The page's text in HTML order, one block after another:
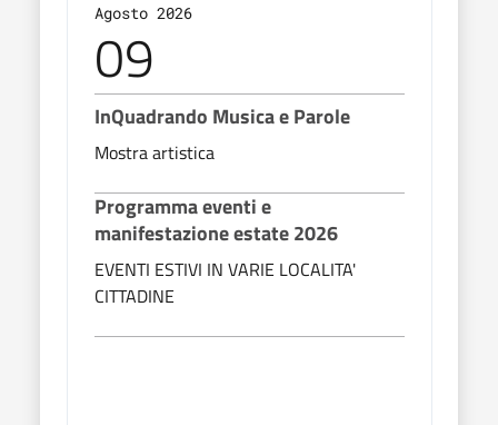
Agosto 2026
09
InQuadrando Musica e Parole
Mostra artistica
Programma eventi e
manifestazione estate 2026
EVENTI ESTIVI IN VARIE LOCALITA'
CITTADINE